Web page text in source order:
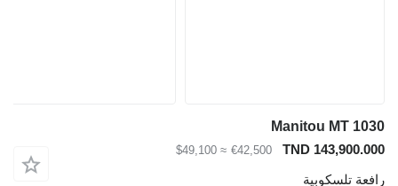
Manitou MT 1030
TND 143,900.000
€42,500
≈ $49,100
رافعة تلسكوبية